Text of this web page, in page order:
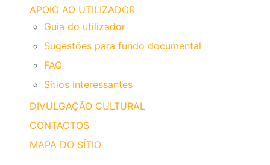
APOIO AO UTILIZADOR
Guia do utilizador
Sugestões para fundo documental
FAQ
Sítios interessantes
DIVULGAÇÃO CULTURAL
CONTACTOS
MAPA DO SÍTIO